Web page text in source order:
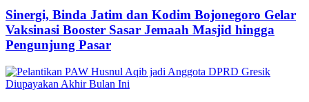
Sinergi, Binda Jatim dan Kodim Bojonegoro Gelar
Vaksinasi Booster Sasar Jemaah Masjid hingga
Pengunjung Pasar